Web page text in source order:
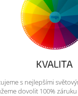
KVALITA
s nejlepšími
dovolit 100%